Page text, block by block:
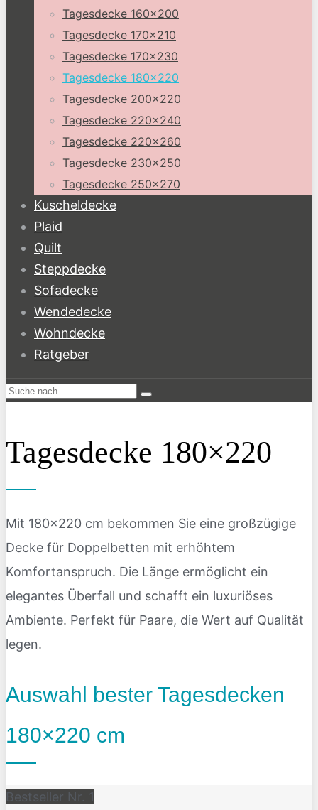
Tagesdecke 160×200
Tagesdecke 170×210
Tagesdecke 170×230
Tagesdecke 180×220
Tagesdecke 200×220
Tagesdecke 220×240
Tagesdecke 220×260
Tagesdecke 230×250
Tagesdecke 250×270
Kuscheldecke
Plaid
Quilt
Steppdecke
Sofadecke
Wendedecke
Wohndecke
Ratgeber
Tagesdecke 180×220
Mit 180×220 cm bekommen Sie eine großzügige
Decke für Doppelbetten mit erhöhtem
Komfortanspruch. Die Länge ermöglicht ein
elegantes Überfall und schafft ein luxuriöses
Ambiente. Perfekt für Paare, die Wert auf Qualität
legen.
Auswahl bester Tagesdecken
180×220 cm
Bestseller Nr. 1